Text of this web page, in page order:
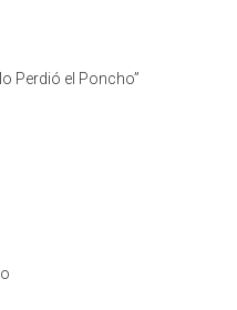
Perdió el Poncho”